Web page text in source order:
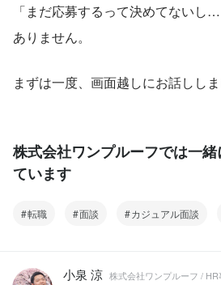
「まだ応募するって決めてない
ありません。
まずは一度、画面越しにお話ししま
株式会社ワンプルーフでは一
ています
転職 面談 カジュアル面談
小泉 涼 株式会社ワンプルーフ /